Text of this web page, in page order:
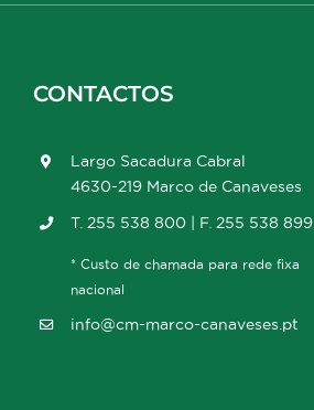
CONTACTOS
Largo Sacadura Cabral
4630-219 Marco de Canaveses
T. 255 538 800 | F. 255 538 899
* Custo de chamada para rede fixa
nacional
info@cm-marco-canaveses.pt